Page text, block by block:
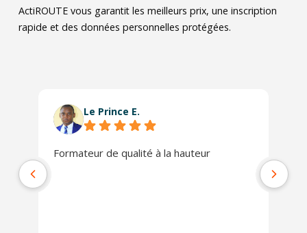
ActiROUTE vous garantit les meilleurs prix, une inscription
rapide et des données personnelles protégées.
Le Prince E.
Formateur de qualité à la hauteur